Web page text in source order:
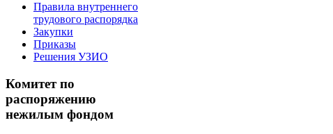
Правила внутреннего
трудового распорядка
Закупки
Приказы
Решения УЗИО
Комитет по
распоряжению
нежилым фондом